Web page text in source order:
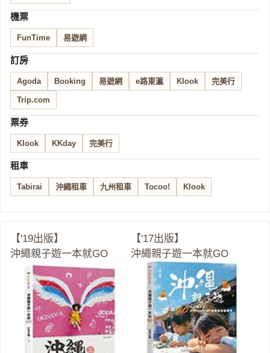
機票
FunTime 易遊網
訂房
Agoda Booking 易遊網 e路東瀛 Klook 完美行
Trip.com
票券
Klook KKday 完美行
租車
Tabirai 沖繩租車 九州租車 Tocoo! Klook
【'19出版】
沖繩親子遊一本就GO
【'17出版】
沖繩親子遊一本就GO